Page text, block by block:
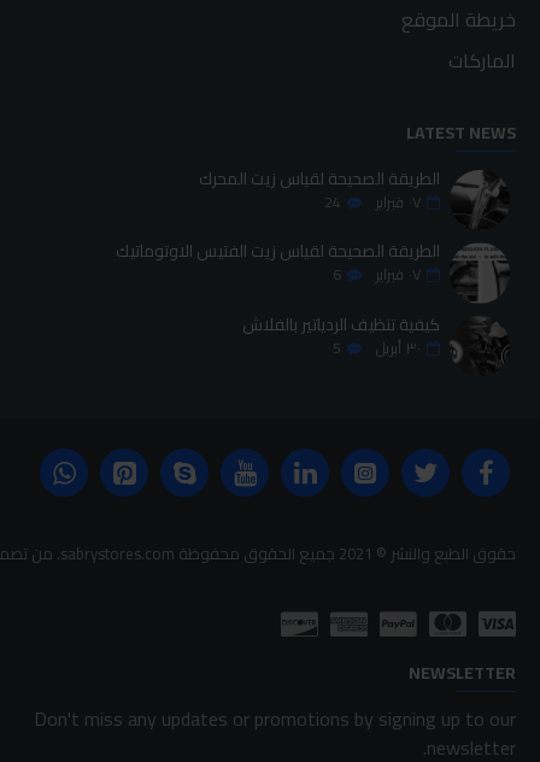
خريطة الموقع
الماركات
LATEST NEWS
الطريقة الصحيحة لقياس زيت المحرك
٠٧ فبراير 24
الطريقة الصحيحة لقياس زيت الفتيس الاوتوماتيك
٠٧ فبراير 6
كيفية تنظيف الردياتير بالفلاش
٣٠ أبريل 5
حقوق الطبع والنشر © 2021 جميع الحقوق محفوظة sabrystores.com. من تصميم-
NEWSLETTER
Don't miss any updates or promotions by signing up to our
newsletter.